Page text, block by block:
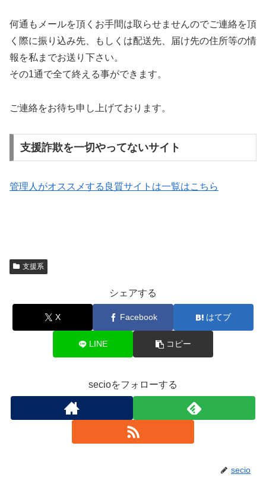
何通もメールを頂くお手間は取らせませんのでご連絡を頂
く際に振り込み先、もしくは配送先、届け先の住所等の情
報を私までお送り下さい。
その1通で全て終える事ができます。
ご連絡をお待ち申し上げております。
支援詐欺を一切やってないサイト
管理人がオススメする良質サイトは一覧はこちら
支援系
シェアする
X Facebook はてブ
LINE コピー
secioをフォローする
secio